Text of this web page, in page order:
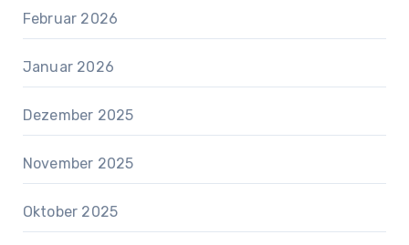
Februar 2026
Januar 2026
Dezember 2025
November 2025
Oktober 2025